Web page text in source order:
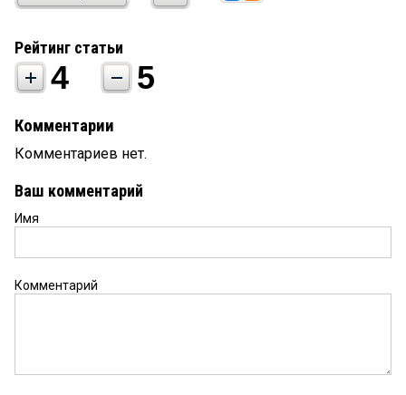
Рейтинг статьи
4 5
Комментарии
Комментариев нет.
Ваш комментарий
Имя
Комментарий